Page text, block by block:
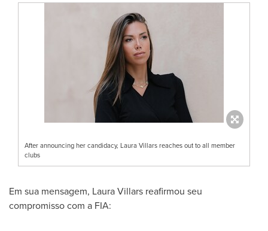
After announcing her candidacy, Laura Villars reaches out to all member
clubs
Em sua mensagem, Laura Villars reafirmou seu
compromisso com a FIA: